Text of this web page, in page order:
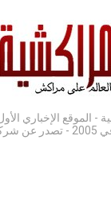
- الموقع الإخباري